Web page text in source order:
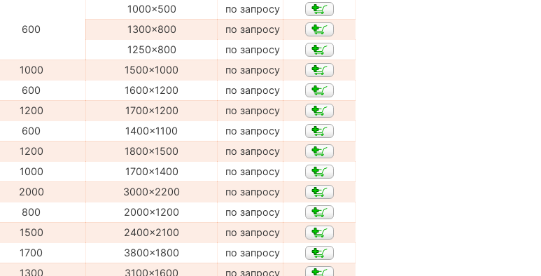
600
1000x500
по запросу
1300x800
по запросу
1250x800
по запросу
1000 1500x1000
по запросу
600 1600x1200
по запросу
1200 1700x1200
по запросу
600 1400x1100
по запросу
1200 1800x1500
по запросу
1000 1700x1400
по запросу
2000 3000x2200
по запросу
800 2000x1200
по запросу
1500 2400x2100
по запросу
1700 3800x1800
по запросу
1300 3100x1600
по запросу